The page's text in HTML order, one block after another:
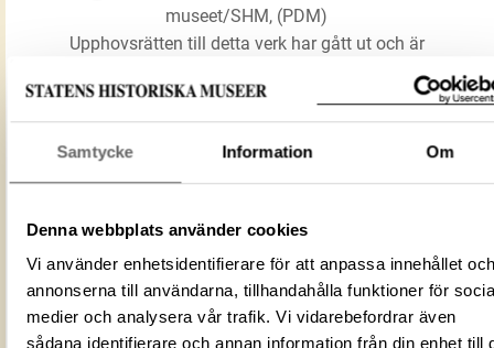
Samtycke Information Om
Denna webbplats använder cookies
Vi använder enhetsidentifierare för att anpassa innehållet och
annonserna till användarna, tillhandahålla funktioner för
medier och analysera vår trafik. Vi vidarebefordrar även
sådana identifierare och annan information från din enhet till
Förmålsbenämning
Akvamanil
Ljusstake
Föremålsnummer 43105_HST
museet/SHM, (PDM)
Upphovsrätten till detta verk har gått ut och är
därmed fritt att använda på alla sätt. Ange gärna
upphovsperson om denne är känd.